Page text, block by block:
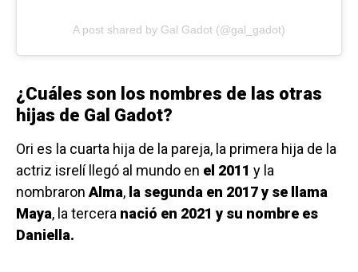
A post shared by Gal Gadot (@gal_gadot)
¿Cuáles son los nombres de las otras
hijas de Gal Gadot?
Ori es la cuarta hija de la pareja, la primera hija de la
actriz isrelí llegó al mundo en el 2011 y la
nombraron Alma, la segunda en 2017 y se llama
Maya, la tercera nació en 2021 y su nombre es
Daniella.